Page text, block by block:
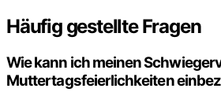
Häufig gestellte Fragen
Wie kann ich meinen
Muttertagsfeierlichkeiten